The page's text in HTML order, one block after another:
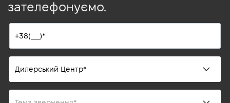
зателефонуємо.